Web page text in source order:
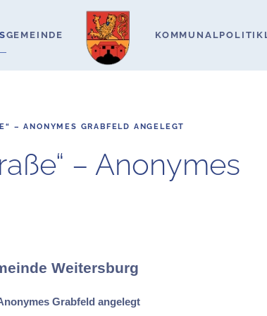
GEMEINDE KOMMUNALPOLITIK
– ANONYMES GRABFELD ANGELEGT
– Anonymes
Weitersburg
Grabfeld angelegt